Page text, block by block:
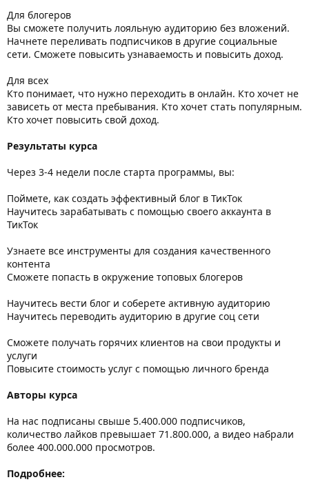
Для блогеров
Вы сможете получить лояльную аудиторию без вложений.
Начнете переливать подписчиков в другие социальные
сети. Сможете повысить узнаваемость и повысить доход.
Для всех
Кто понимает, что нужно переходить в онлайн. Кто хочет не
зависеть от места пребывания. Кто хочет стать популярным.
Кто хочет повысить свой доход.
Результаты курса
Через 3-4 недели после старта программы, вы:
Поймете, как создать эффективный блог в ТикТок
Научитесь зарабатывать с помощью своего аккаунта в
ТикТок
Узнаете все инструменты для создания качественного
контента
Сможете попасть в окружение топовых блогеров
Научитесь вести блог и соберете активную аудиторию
Научитесь переводить аудиторию в другие соц сети
Сможете получать горячих клиентов на свои продукты и
услуги
Повысите стоимость услуг с помощью личного бренда
Авторы курса
На нас подписаны свыше 5.400.000 подписчиков,
количество лайков превышает 71.800.000, а видео набрали
более 400.000.000 просмотров.
Подробнее: